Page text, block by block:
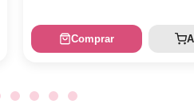
Comprar